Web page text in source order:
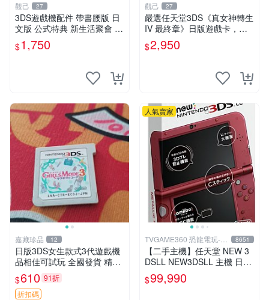
觀己 27
3DS遊戲機配件 帶書腰版 日
文版 公式特典 新生活聚會 合
適收藏 9成新二手 商品不退
不交換 資訊以圖為主 圖實相
$1,750
觀己 27
嚴選任天堂3DS《真女神轉生
IV 最終章》日版遊戲卡，整
體狀態極佳非常新。適合收藏
玩家。 真女神轉生IV 最終章
$2,950
嘉藏珍品 12
日版3DS女生款式3代遊戲機
品相佳可試玩 全國發貨 精選
遊戲機 3DS 女生款 測試機
$610 91折
折扣碼
人氣賣家
TVGAME360 恐龍電玩-台
中店
8651
【二手主機】任天堂 NEW 3
DSLL NEW3DSLL 主機 日文
版 日本機 金屬紅 附原廠充電
器【台中恐龍電玩】
$99,990